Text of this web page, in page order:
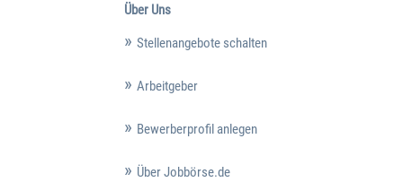
Über Uns
Stellenangebote schalten
Arbeitgeber
Bewerberprofil anlegen
Über Jobbörse.de